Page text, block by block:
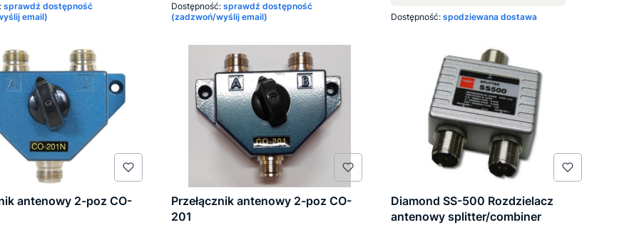
sprawdź dostępność
email)
Dostępność: sprawdź dostępność
(zadzwoń/wyślij email)
Dostępność: spodziewana dostawa
antenowy 2-poz CO-
Przełącznik antenowy 2-poz CO-
201
Diamond SS-500 Rozdzielacz
antenowy splitter/combiner